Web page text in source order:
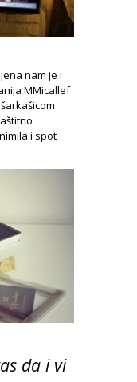
nam je i
MMicallef
i spot
da i vi